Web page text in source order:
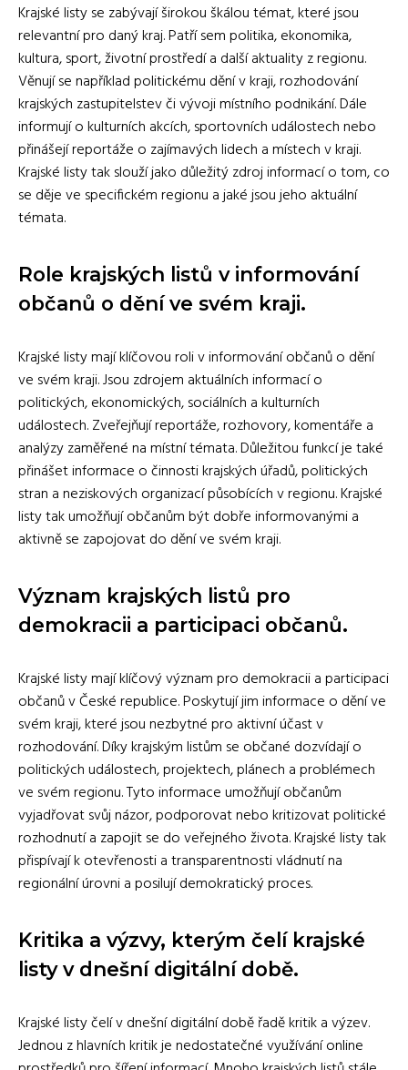
Krajské listy se zabývají širokou škálou témat, které jsou
relevantní pro daný kraj. Patří sem politika, ekonomika,
kultura, sport, životní prostředí a další aktuality z regionu.
Věnují se například politickému dění v kraji, rozhodování
krajských zastupitelstev či vývoji místního podnikání. Dále
informují o kulturních akcích, sportovních událostech nebo
přinášejí reportáže o zajímavých lidech a místech v kraji.
Krajské listy tak slouží jako důležitý zdroj informací o tom, co
se děje ve specifickém regionu a jaké jsou jeho aktuální
témata.
Role krajských listů v informování
občanů o dění ve svém kraji.
Krajské listy mají klíčovou roli v informování občanů o dění
ve svém kraji. Jsou zdrojem aktuálních informací o
politických, ekonomických, sociálních a kulturních
událostech. Zveřejňují reportáže, rozhovory, komentáře a
analýzy zaměřené na místní témata. Důležitou funkcí je také
přinášet informace o činnosti krajských úřadů, politických
stran a neziskových organizací působících v regionu. Krajské
listy tak umožňují občanům být dobře informovanými a
aktivně se zapojovat do dění ve svém kraji.
Význam krajských listů pro
demokracii a participaci občanů.
Krajské listy mají klíčový význam pro demokracii a participaci
občanů v České republice. Poskytují jim informace o dění ve
svém kraji, které jsou nezbytné pro aktivní účast v
rozhodování. Díky krajským listům se občané dozvídají o
politických událostech, projektech, plánech a problémech
ve svém regionu. Tyto informace umožňují občanům
vyjadřovat svůj názor, podporovat nebo kritizovat politické
rozhodnutí a zapojit se do veřejného života. Krajské listy tak
přispívají k otevřenosti a transparentnosti vládnutí na
regionální úrovni a posilují demokratický proces.
Kritika a výzvy, kterým čelí krajské
listy v dnešní digitální době.
Krajské listy čelí v dnešní digitální době řadě kritik a výzev.
Jednou z hlavních kritik je nedostatečné využívání online